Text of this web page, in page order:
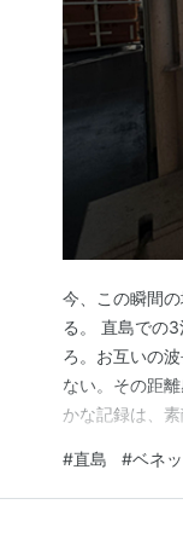
一般：5000円（前
高校生：3000円
瀬戸内国際芸術祭
直島銭湯「I
2009年7月26日に家
大竹伸朗初め
らにはトイレ
手法は、三次
ら様々なオブ
今、この瞬間
る。 直島での
ろ。お互いの
ない。その距
かな記録は、
〇写真をとり
ーバルのラウ
#直島 #ベネ